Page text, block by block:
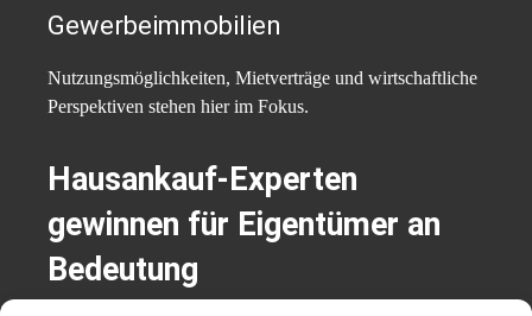
Gewerbeimmobilien
Nutzungsmöglichkeiten, Mietverträge und wirtschaftliche
Perspektiven stehen hier im Fokus.
Hausankauf-Experten
gewinnen für Eigentümer an
Bedeutung